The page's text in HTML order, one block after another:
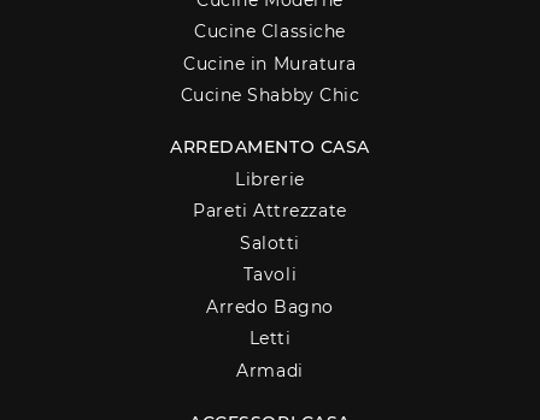
Cucine Classiche
Cucine in Muratura
Cucine Shabby Chic
ARREDAMENTO CASA
Librerie
Pareti Attrezzate
Salotti
Tavoli
Arredo Bagno
Letti
Armadi